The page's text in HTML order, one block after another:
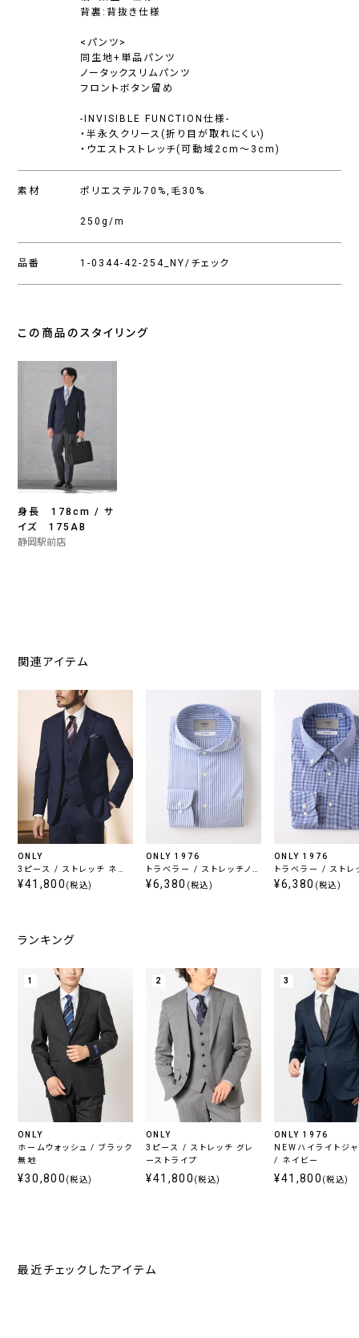
背裏:背抜き仕様
<パンツ>
同生地+単品パンツ
ノータックスリムパンツ
フロントボタン留め
-INVISIBLE FUNCTION仕様-
・半永久クリース(折り目が取れにくい)
・ウエストストレッチ(可動域2cm〜3cm)
素材 ポリエステル70%,毛30%
250g/m
品番 1-0344-42-254_NY/チェック
この商品のスタイリング
身長 178cm / サ
イズ 175AB
静岡駅前店
関連アイテム
ONLY
3ピース / ストレッチ ネイ
ビー無地
¥41,800 (税込)
ONLY 1976
トラベラー / ストレッチノン
アイロン カッタウェイ スナ
¥6,380 (税込)
ONLY 1976
トラベラー / ストレ
アイロン ボタンダ
¥6,380 (税込)
ランキング
1
ONLY
ホームウォッシュ / ブラック
無地
¥30,800 (税込)
2
ONLY
3ピース / ストレッチ グレ
ーストライプ
¥41,800 (税込)
3
ONLY 1976
NEWハイライトジ
/ ネイビー
¥41,800 (税込)
最近チェックしたアイテム